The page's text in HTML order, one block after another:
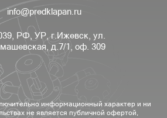
info@predklapan.ru
РФ, УР, г.Ижевск, ул.
д.7/1, оф. 309
информационный характер и ни
не является публичной офертой,